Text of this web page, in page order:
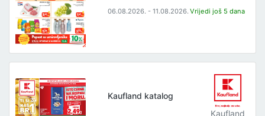
06.08.2026. - 11.08.2026. Vrijedi još 5 dana
Kaufland katalog
Kaufland